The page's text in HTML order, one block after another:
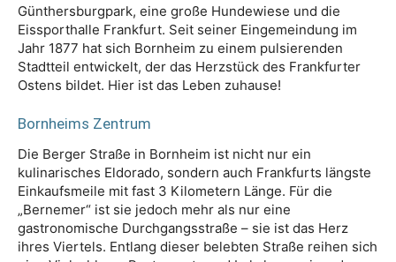
Günthersburgpark, eine große Hundewiese und die
Eissporthalle Frankfurt. Seit seiner Eingemeindung im
Jahr 1877 hat sich Bornheim zu einem pulsierenden
Stadtteil entwickelt, der das Herzstück des Frankfurter
Ostens bildet. Hier ist das Leben zuhause!
Bornheims Zentrum
Die Berger Straße in Bornheim ist nicht nur ein
kulinarisches Eldorado, sondern auch Frankfurts längste
Einkaufsmeile mit fast 3 Kilometern Länge. Für die
„Bernemer“ ist sie jedoch mehr als nur eine
gastronomische Durchgangsstraße – sie ist das Herz
ihres Viertels. Entlang dieser belebten Straße reihen sich